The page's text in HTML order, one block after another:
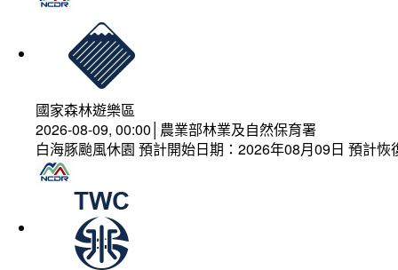
國家森林遊樂區
2026-08-09, 00:00│農業部林業及自然保育署
白海豚颱風休園 預計開始日期：2026年08月09日 預計